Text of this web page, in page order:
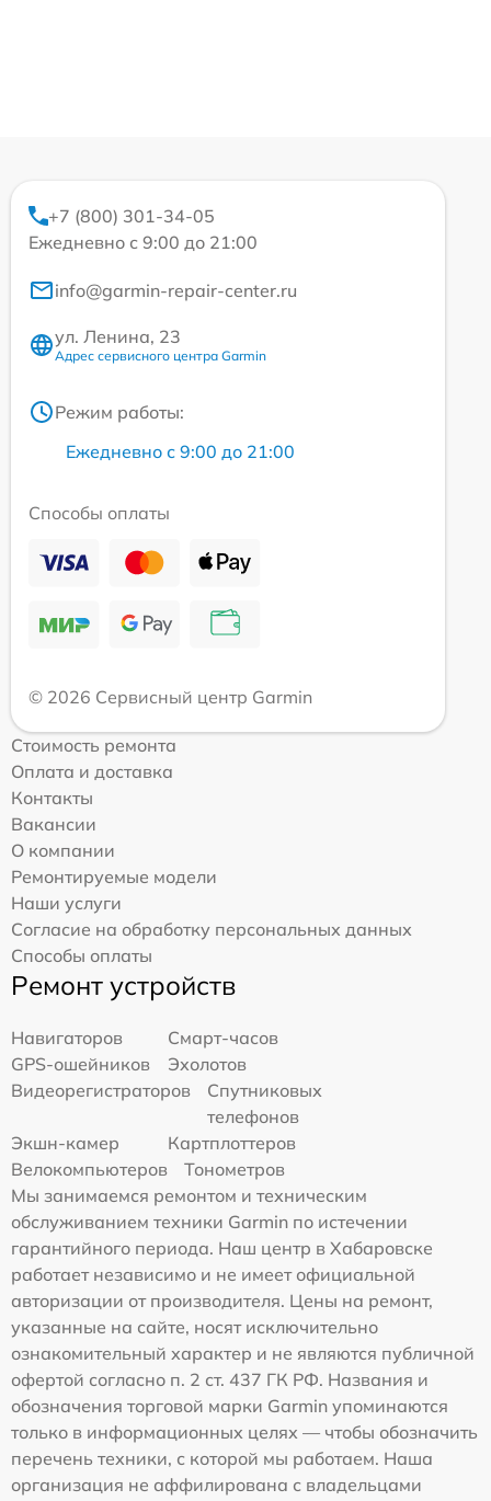
+7 (800) 301-34-05
Ежедневно с 9:00 до 21:00
info@garmin-repair-center.ru
ул. Ленина, 23
Адрес сервисного центра Garmin
Режим работы:
Ежедневно с 9:00 до 21:00
Способы оплаты
© 2026 Сервисный центр Garmin
Стоимость ремонта
Оплата и доставка
Контакты
Вакансии
О компании
Ремонтируемые модели
Наши услуги
Согласие на обработку персональных данных
Способы оплаты
Ремонт устройств
Навигаторов
Смарт-часов
GPS-ошейников
Эхолотов
Видеорегистраторов
Спутниковых
телефонов
Экшн-камер
Картплоттеров
Велокомпьютеров
Тонометров
Мы занимаемся ремонтом и техническим
обслуживанием техники Garmin по истечении
гарантийного периода. Наш центр в Хабаровске
работает независимо и не имеет официальной
авторизации от производителя. Цены на ремонт,
указанные на сайте, носят исключительно
ознакомительный характер и не являются публичной
офертой согласно п. 2 ст. 437 ГК РФ. Названия и
обозначения торговой марки Garmin упоминаются
только в информационных целях — чтобы обозначить
перечень техники, с которой мы работаем. Наша
организация не аффилирована с владельцами